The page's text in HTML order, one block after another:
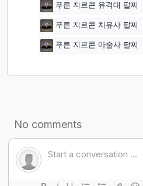
푸른 지르콘 유격대 팔찌
푸른 지르콘 치유사 팔찌
푸른 지르콘 마술사 팔찌